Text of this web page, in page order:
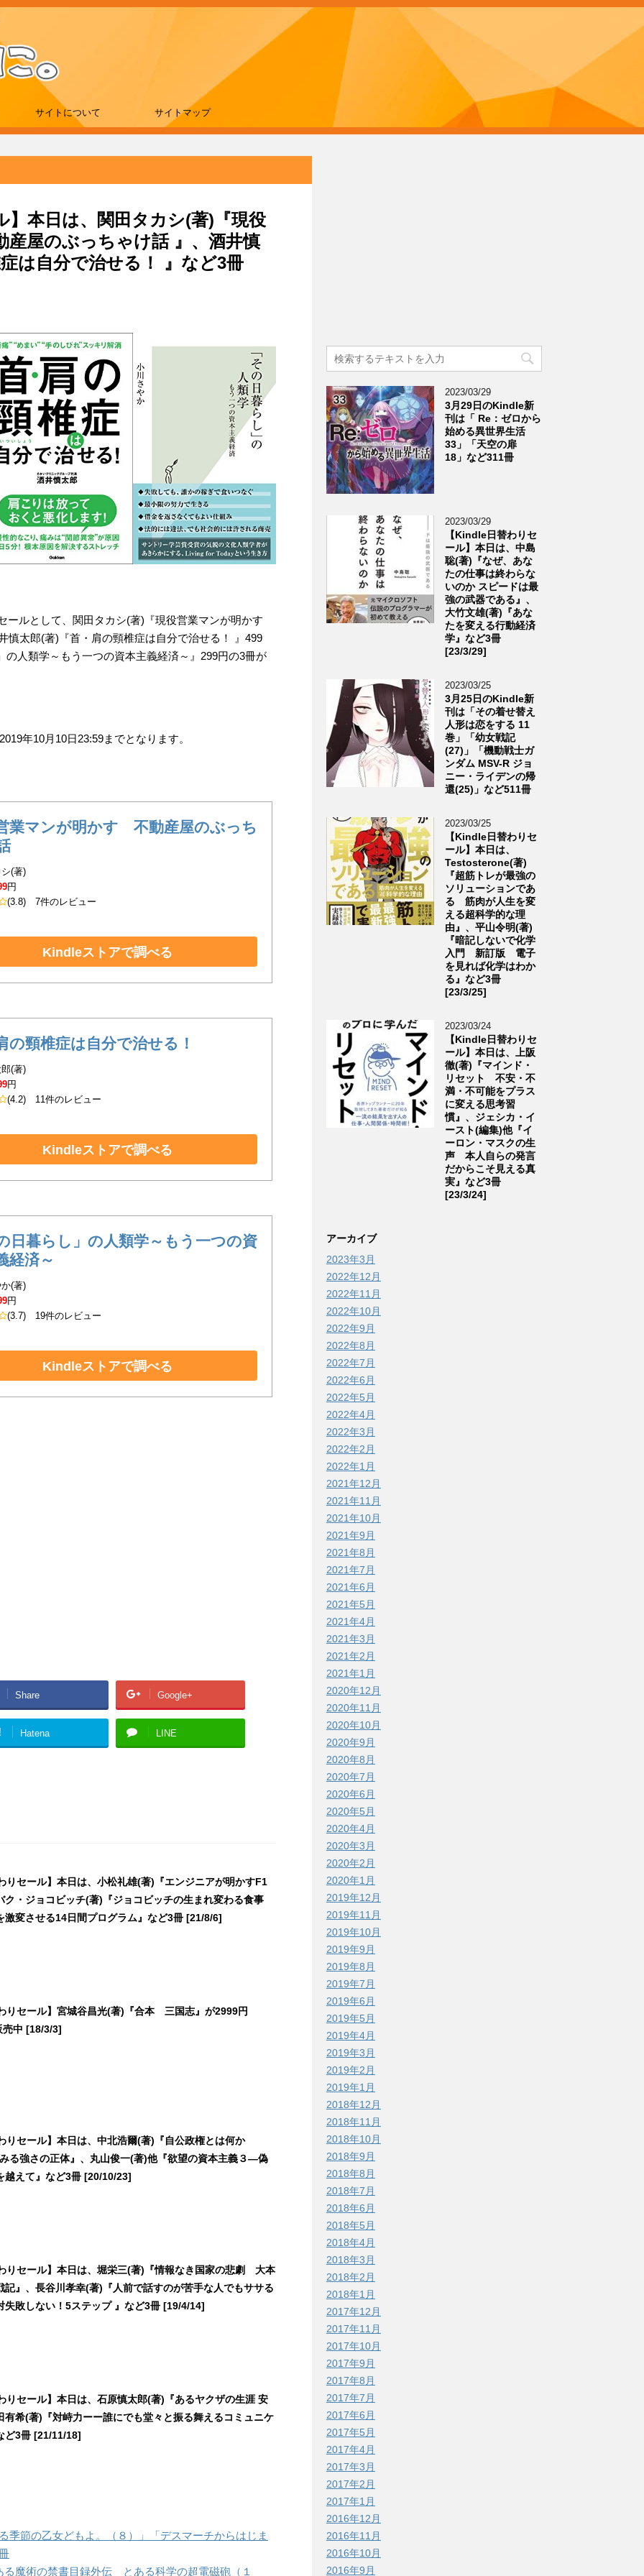
サイトについて サイトマップ
】本日は、関田タカシ(著)『現役
屋のぶっちゃけ話 』、酒井慎
は自分で治せる！ 』など3冊
ールとして、関田タカシ(著)『現役営業マンが明かす
慎太郎(著)『首・肩の頸椎症は自分で治せる！ 』499
人類学～もう一つの資本主義経済～』299円の3冊が
年10月10日23:59までとなります。
業マンが明かす 不動産屋のぶっち
(著)
円
(3.8)7件のレビュー
Kindleストアで調べる
の頸椎症は自分で治せる！
(著)
円
(4.2) 11件のレビュー
Kindleストアで調べる
日暮らし」の人類学～もう一つの資
経済～
(著)
円
(3.7) 19件のレビュー
Kindleストアで調べる
Share Google+
Hatena LINE
りセール】本日は、小松礼雄(著)『エンジニアが明かすF1
ク・ジョコビッチ(著)『ジョコビッチの生まれ変わる食事
激変させる14日間プログラム』など3冊 [21/8/6]
りセール】宮城谷昌光(著)『合本 三国志』が2999円
売中 [18/3/3]
りセール】本日は、中北浩爾(著)『自公政権とは何か
る強さの正体』、丸山俊一(著)他『欲望の資本主義３―偽
越えて』など3冊 [20/10/23]
りセール】本日は、堀栄三(著)『情報なき国家の悲劇 大本
記』、長谷川孝幸(著)『人前で話すのが苦手な人でもササる
敗しない！5ステップ 』など3冊 [19/4/14]
りセール】本日は、石原慎太郎(著)『あるヤクザの生涯 安
有希(著)『対峙力ーー誰にでも堂々と振る舞えるコミュニケ
ど3冊 [21/11/18]
季節の乙女どもよ。（８）」「デスマーチからはじま
る魔術の禁書目録外伝 とある科学の超電磁砲（１
2023/03/29
3月29日のKindle新
刊は「 Re：ゼロから
始める異世界生活
33」「天空の扉
18」など311冊
2023/03/29
【Kindle日替わりセ
ール】本日は、中島
聡(著)『なぜ、あな
たの仕事は終わらな
いのか スピードは最
強の武器である』、
大竹文雄(著)『あな
たを変える行動経済
学』など3冊
[23/3/29]
2023/03/25
3月25日のKindle新
刊は「その着せ替え
人形は恋をする 11
巻」「幼女戦記
(27)」「機動戦士ガ
ンダム MSV-R ジョ
ニー・ライデンの帰
還(25)」など511冊
2023/03/25
【Kindle日替わりセ
ール】本日は、
Testosterone(著)
『超筋トレが最強の
ソリューションであ
る 筋肉が人生を変
える超科学的な理
由』、平山令明(著)
『暗記しないで化学
入門 新訂版 電子
を見れば化学はわか
る』など3冊
[23/3/25]
2023/03/24
【Kindle日替わりセ
ール】本日は、上阪
徹(著)『マインド・
リセット 不安・不
満・不可能をプラス
に変える思考習
慣』、ジェシカ・イ
ースト(編集)他『イ
ーロン・マスクの生
声 本人自らの発言
だからこそ見える真
実』など3冊
[23/3/24]
アーカイブ
2023年3月
2022年12月
2022年11月
2022年10月
2022年9月
2022年8月
2022年7月
2022年6月
2022年5月
2022年4月
2022年3月
2022年2月
2022年1月
2021年12月
2021年11月
2021年10月
2021年9月
2021年8月
2021年7月
2021年6月
2021年5月
2021年4月
2021年3月
2021年2月
2021年1月
2020年12月
2020年11月
2020年10月
2020年9月
2020年8月
2020年7月
2020年6月
2020年5月
2020年4月
2020年3月
2020年2月
2020年1月
2019年12月
2019年11月
2019年10月
2019年9月
2019年8月
2019年7月
2019年6月
2019年5月
2019年4月
2019年3月
2019年2月
2019年1月
2018年12月
2018年11月
2018年10月
2018年9月
2018年8月
2018年7月
2018年6月
2018年5月
2018年4月
2018年3月
2018年2月
2018年1月
2017年12月
2017年11月
2017年10月
2017年9月
2017年8月
2017年7月
2017年6月
2017年5月
2017年4月
2017年3月
2017年2月
2017年1月
2016年12月
2016年11月
2016年10月
2016年9月